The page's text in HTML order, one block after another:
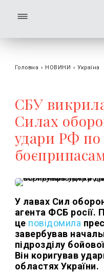
Головна › НОВИНИ › Україна
СБУ
Силах
удари РФ по
У лавах Сил
агента ФСБ росії.
це повідомила
завербував
підрозділу
Він коригував
областях України.